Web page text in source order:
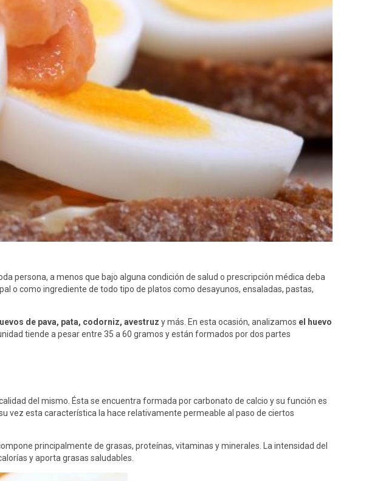
persona, a menos que bajo alguna condición de salud o prescripción médica deba
o como ingrediente de todo tipo de platos como desayunos, ensaladas, pastas,
de pava, pata, codorniz, avestruz y más. En esta ocasión, analizamos el huevo
tiende a pesar entre 35 a 60 gramos y están formados por dos partes
del mismo. Ésta se encuentra formada por carbonato de calcio y su función es
vez esta característica la hace relativamente permeable al paso de ciertos
principalmente de grasas, proteínas, vitaminas y minerales. La intensidad del
y aporta grasas saludables.